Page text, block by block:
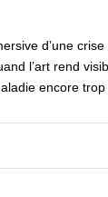
d’une crise
l’art rend
encore